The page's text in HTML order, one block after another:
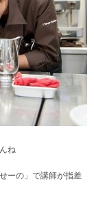
ね
ーの」で講師が指差